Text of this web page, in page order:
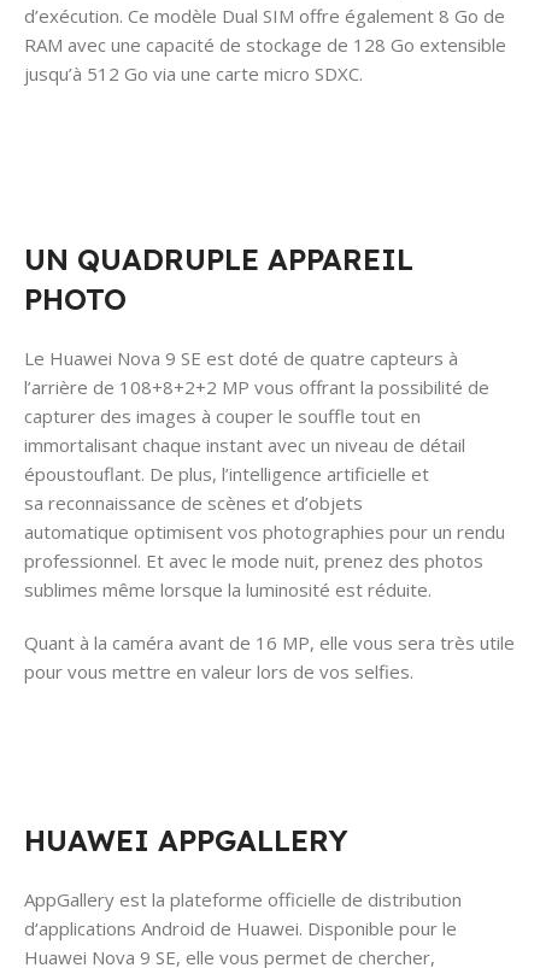
d’exécution. Ce modèle Dual SIM offre également 8 Go de
RAM avec une capacité de stockage de 128 Go extensible
jusqu’à 512 Go via une carte micro SDXC.
UN QUADRUPLE APPAREIL
PHOTO
Le Huawei Nova 9 SE est doté de quatre capteurs à
l’arrière de 108+8+2+2 MP vous offrant la possibilité de
capturer des images à couper le souffle tout en
immortalisant chaque instant avec un niveau de détail
époustouflant. De plus, l’intelligence artificielle et
sa reconnaissance de scènes et d’objets
automatique optimisent vos photographies pour un rendu
professionnel. Et avec le mode nuit, prenez des photos
sublimes même lorsque la luminosité est réduite.
Quant à la caméra avant de 16 MP, elle vous sera très utile
pour vous mettre en valeur lors de vos selfies.
HUAWEI APPGALLERY
AppGallery est la plateforme officielle de distribution
d‘applications Android de Huawei. Disponible pour le
Huawei Nova 9 SE, elle vous permet de chercher,